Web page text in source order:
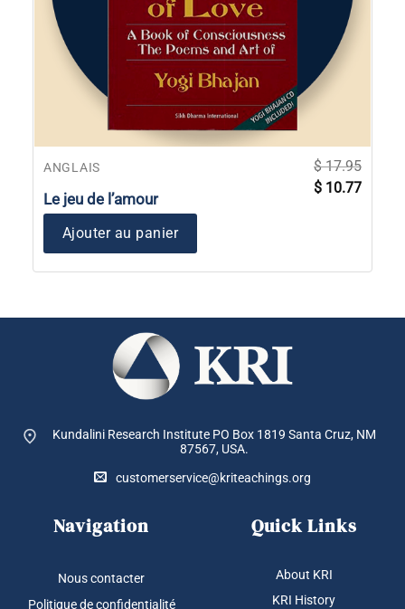
ANGLAIS
Le jeu de l’amour
$17.95
Le
prix
$ 10.77Le
Ajouter au panier
Kundalini Research Institute PO Box 1819 Santa Cruz, NM
87567, USA.
customerservice@kriteachings.org
Navigation
Nous contacter
Politique de confidentialité
Quick Links
About KRI
KRI History